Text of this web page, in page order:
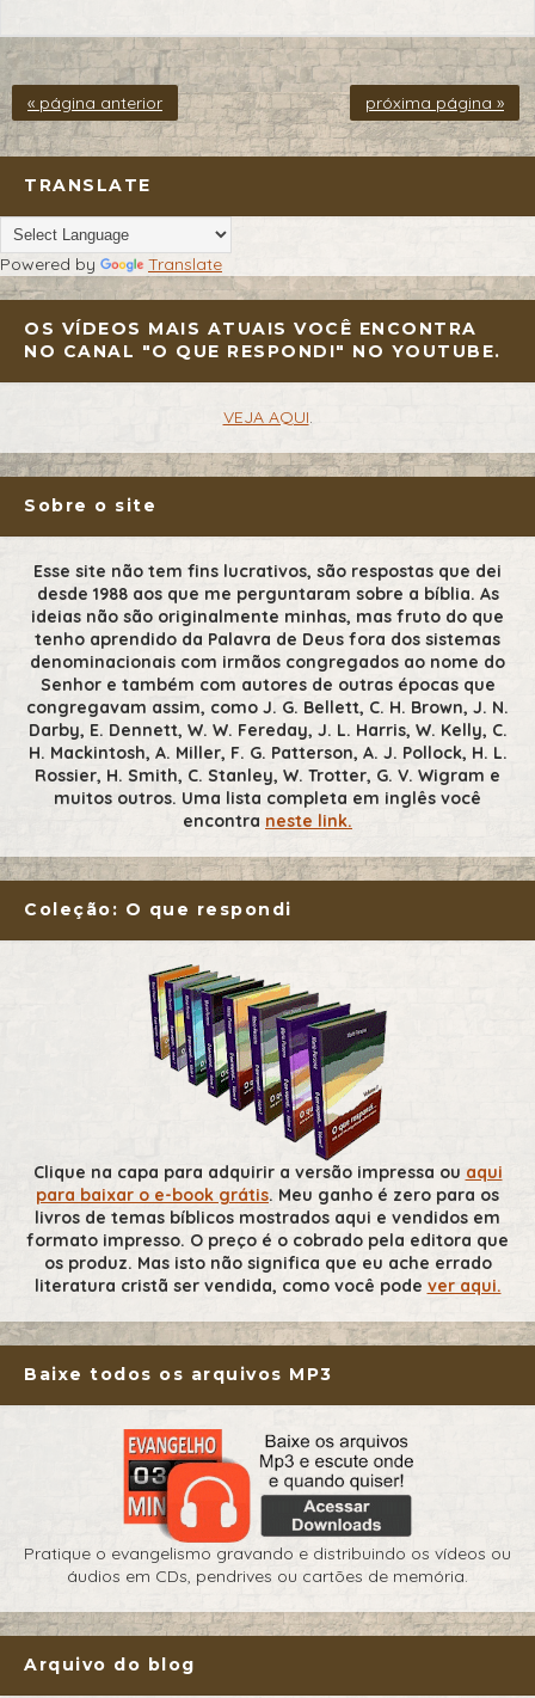
« página anterior próxima página »
TRANSLATE
Powered by Translate
OS VÍDEOS MAIS ATUAIS VOCÊ ENCONTRA
NO CANAL "O QUE RESPONDI" NO YOUTUBE.
VEJA AQUI.
Sobre o site
Esse site não tem fins lucrativos, são respostas que dei
desde 1988 aos que me perguntaram sobre a bíblia. As
ideias não são originalmente minhas, mas fruto do que
tenho aprendido da Palavra de Deus fora dos sistemas
denominacionais com irmãos congregados ao nome do
Senhor e também com autores de outras épocas que
congregavam assim, como J. G. Bellett, C. H. Brown, J. N.
Darby, E. Dennett, W. W. Fereday, J. L. Harris, W. Kelly, C.
H. Mackintosh, A. Miller, F. G. Patterson, A. J. Pollock, H. L.
Rossier, H. Smith, C. Stanley, W. Trotter, G. V. Wigram e
muitos outros. Uma lista completa em inglês você
encontra neste link.
Coleção: O que respondi
Clique na capa para adquirir a versão impressa ou aqui
para baixar o e-book grátis. Meu ganho é zero para os
livros de temas bíblicos mostrados aqui e vendidos em
formato impresso. O preço é o cobrado pela editora que
os produz. Mas isto não significa que eu ache errado
literatura cristã ser vendida, como você pode ver aqui.
Baixe todos os arquivos MP3
Pratique o evangelismo gravando e distribuindo os vídeos ou
áudios em CDs, pendrives ou cartões de memória.
Arquivo do blog